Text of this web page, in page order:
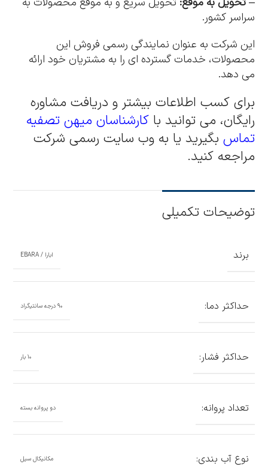
سراسر کشور.
این شرکت به عنوان نمایندگی رسمی فروش این
محصولات، خدمات گسترده ای را به مشتریان خود ارائه
می دهد.
برای کسب اطلاعات بیشتر و دریافت مشاوره
رایگان، می توانید با کارشناسان میهن تصفیه
تماس بگیرید یا به وب سایت رسمی شرکت
مراجعه کنید.
توضیحات تکمیلی
برند ابارا / EBARA
حداکثر دما: ۹۰ درجه سانتیگراد
حداکثر فشار: ۱۰ بار
تعداد پروانه: دو پروانه بسته
نوع آب بندی: مکانیکال سیل